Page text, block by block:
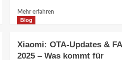
Mehr erfahren
SU7
&
Blog
Xiaomi: OTA-Updates &
2025 – Was kommt für